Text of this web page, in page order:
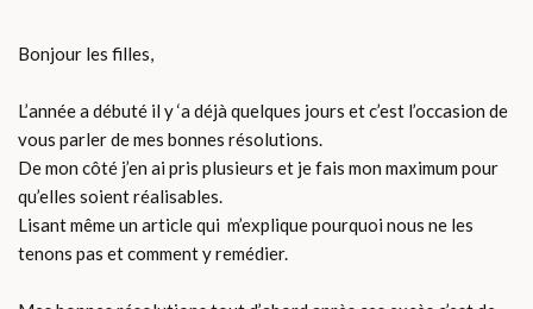
Bonjour les filles,
L’année a débuté il y ‘a déjà quelques jours et c’est l’occasion de
vous parler de mes bonnes résolutions.
De mon côté j’en ai pris plusieurs et je fais mon maximum pour
qu’elles soient réalisables.
Lisant même un article qui m’explique pourquoi nous ne les
tenons pas et comment y remédier.